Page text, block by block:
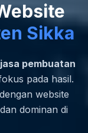
Sikka
jasa pembuatan
pada hasil.
website
dominan di